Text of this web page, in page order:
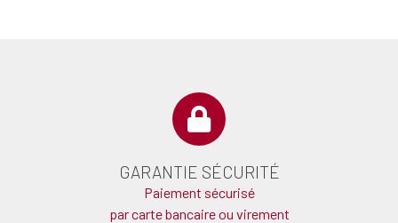
GARANTIE SÉCURITÉ
Paiement sécurisé
par carte bancaire ou virement